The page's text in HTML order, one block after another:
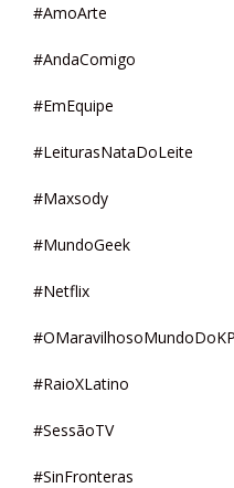
#AmoArte
#AndaComigo
#EmEquipe
#LeiturasNataDoLeite
#Maxsody
#MundoGeek
#Netflix
#RaioXLatino
#SessãoTV
#SinFronteras